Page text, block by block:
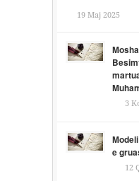
19 Maj 2025
3
e
12